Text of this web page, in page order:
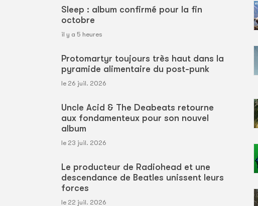
Sleep : album confirmé pour la fin
octobre
il y a 5 heures
Protomartyr toujours très haut dans la
pyramide alimentaire du post-punk
le 26 juil. 2026
Uncle Acid & The Deabeats retourne
aux fondamenteux pour son nouvel
album
le 23 juil. 2026
Le producteur de Radiohead et une
descendance de Beatles unissent leurs
forces
le 22 juil. 2026